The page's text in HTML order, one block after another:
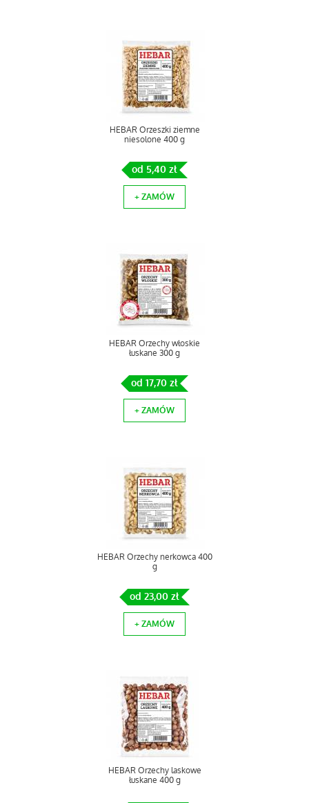
HEBAR Orzeszki ziemne
niesolone 400 g
od 5,40 zł
+ ZAMÓW
HEBAR Orzechy włoskie
łuskane 300 g
od 17,70 zł
+ ZAMÓW
HEBAR Orzechy nerkowca 400
g
od 23,00 zł
+ ZAMÓW
HEBAR Orzechy laskowe
łuskane 400 g